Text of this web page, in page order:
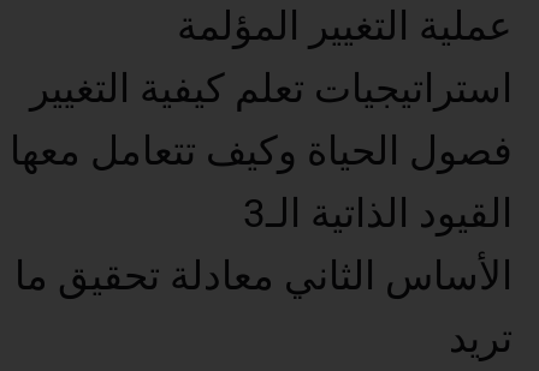
عملية التغيير المؤلمة
استراتيجيات تعلم كيفية التغيير
فصول الحياة وكيف تتعامل معها
القيود الذاتية الـ3
الأساس الثاني معادلة تحقيق ما
تريد